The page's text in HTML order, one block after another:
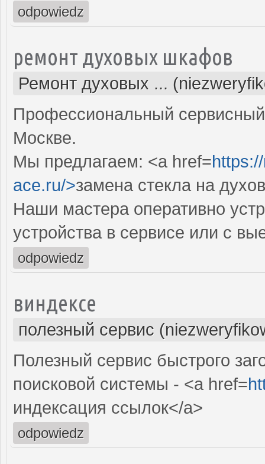
odpowiedz
ремонт духовых шкафов
Ремонт духовых ...
Профессиональный
Москве.
Мы предлагаем: <a href=
ace.ru/>замена стекла на
Наши мастера оперативно
устройства в сервисе или с
odpowiedz
виндексе
полезный сервис
Полезный сервис быстрого
поисковой системы - <a href=
индексация ссылок</a>
odpowiedz